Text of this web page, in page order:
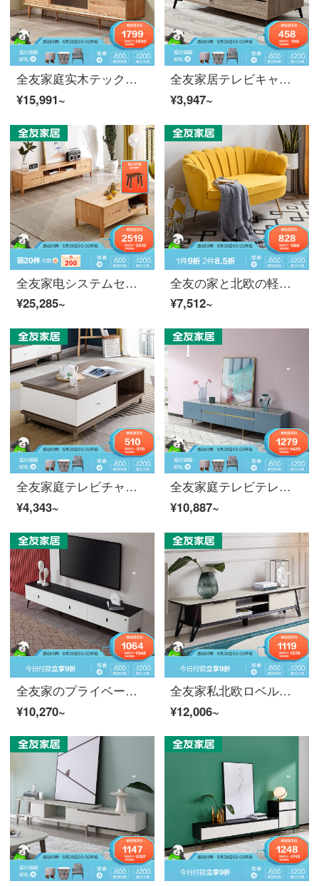
全友家庭实木テックスビクターミニリビング原木ロテテ-ブブテ-ルダクトダクトセット输入オーク多机能テレビネット
¥15,991~
全友家居テレビキャブネットネットセット现代简约可伸缩性テレビキャバクラ
¥3,947~
全友家电システムセット实木输入オークキャスター付きビクター多机能ドレッサー现代简约半开放式テーブルDW 1020ロベルトテ
¥25,285~
全友の家と北欧の軽奢な二人の花弁のソファーと椅子ローベルのセットネットの赤い客間のベランダのレジャー家具DX 101020/DX 119032ペアのソファーの黄色
¥7,512~
全友家庭テレビチャンネルの组み合わせは现代北欧简约的な贮蔵家具の小さな家型リビングルームの置物として、お茶台テレビの棚123815 Bモデルのロベルト・ケースです。
¥4,343~
全友家庭テレビテレビテレビチャンネルの軽すぎる小部屋型リビングテーブル现代简约模仿石材纹钢化ガラススタンドのそばのテーブルの金属ケースの足のテーピング670106。
¥10,887~
全友家のプライベートメディアセット経典白黒リビング家具鋼化ガラス台面現代簡約なパッケージ式收納塔斯120783。
¥10,270~
全友家私北欧ロベルトベルトベルトベルトテレビセット白黒分岐色デザイン鋼化ガラス台面客間収納ケース120770。
¥12,006~